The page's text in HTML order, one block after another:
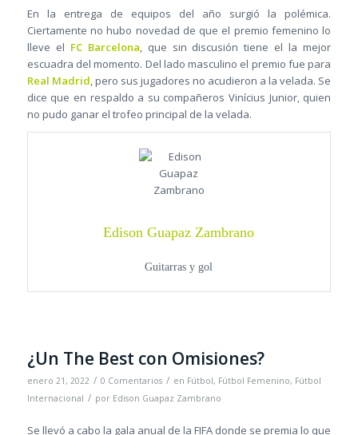
En la entrega de equipos del año surgió la polémica.
Ciertamente no hubo novedad de que el premio femenino lo
lleve el FC Barcelona, que sin discusión tiene el la mejor
escuadra del momento. Del lado masculino el premio fue para
Real Madrid, pero sus jugadores no acudieron a la velada. Se
dice que en respaldo a su compañeros Vinícius Junior, quien
no pudo ganar el trofeo principal de la velada.
Edison Guapaz Zambrano
Guitarras y gol
¿Un The Best con Omisiones?
enero 21, 2022 / 0 Comentarios / en Fútbol, Fútbol Femenino, Fútbol
Internacional / por Edison Guapaz Zambrano
Se llevó a cabo la gala anual de la FIFA donde se premia lo que